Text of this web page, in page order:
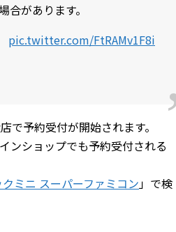
があります。
pic.twitter.com/FtRAMv1F8i
で予約受付が開始されます。
ンショップでも予約受付される
ミニ スーパーファミコン」で検